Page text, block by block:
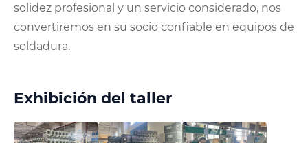
solidez profesional y un servicio considerado, nos
convertiremos en su socio confiable en equipos de
soldadura.
Exhibición del taller